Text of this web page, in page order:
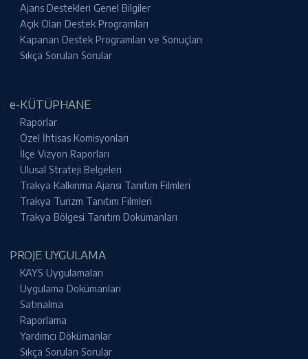
Ajans Destekleri Genel Bilgiler
Açık Olan Destek Programları
Kapanan Destek Programları ve Sonuçları
Sıkça Sorulan Sorular
e-KÜTÜPHANE
Raporlar
Özel İhtisas Komisyonları
İlçe Vizyon Raporları
Ulusal Strateji Belgeleri
Trakya Kalkınma Ajansı Tanıtım Filmleri
Trakya Turizm Tanıtım Filmleri
Trakya Bölgesi Tanıtım Dokümanları
PROJE UYGULAMA
KAYS Uygulamaları
Uygulama Dokümanları
Satınalma
Raporlama
Yardımcı Dökümanlar
Sıkça Sorulan Sorular